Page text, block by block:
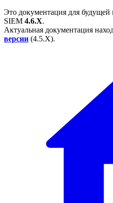
Это документация для будущей
SIEM 4.6.X.
Актуальная документация
версии (4.5.X).